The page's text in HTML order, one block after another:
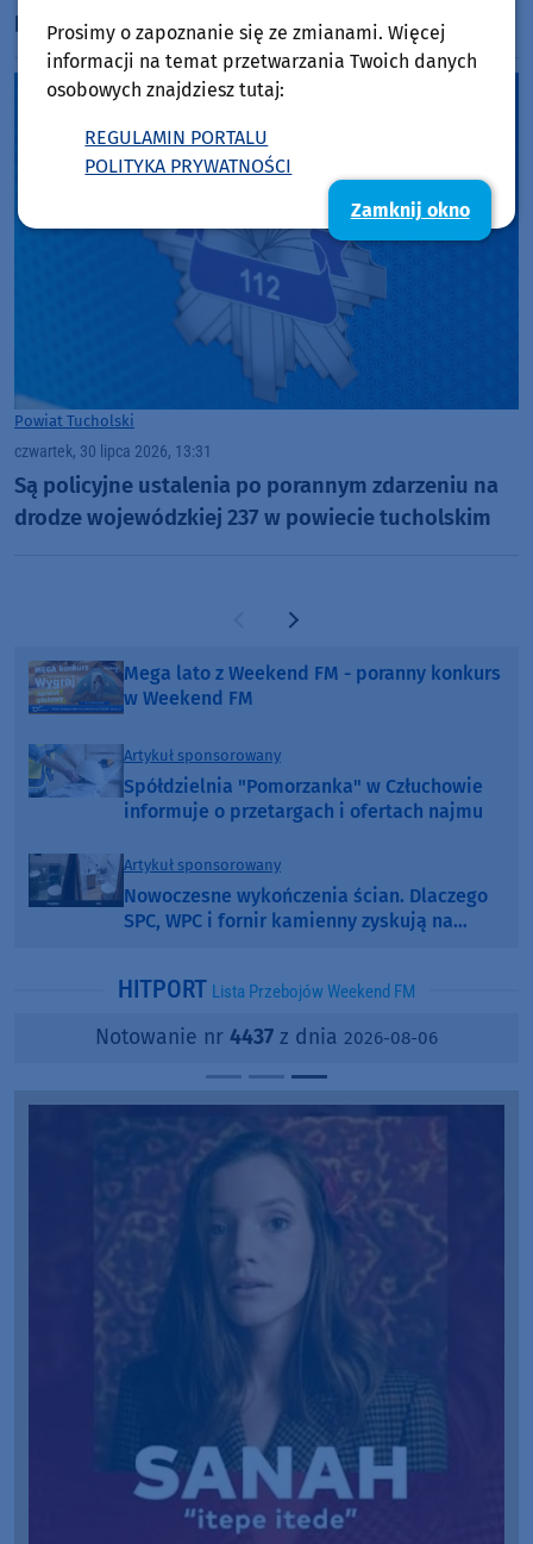
piknik pod nazwą "Wystrzałowa sobota"
Powiat Tucholski
czwartek, 30 lipca 2026, 13:31
Są policyjne ustalenia po porannym zdarzeniu na
drodze wojewódzkiej 237 w powiecie tucholskim
Poprzednia strona
Następna strona
Mega lato z Weekend FM - poranny konkurs
w Weekend FM
Artykuł sponsorowany
Spółdzielnia "Pomorzanka" w Człuchowie
informuje o przetargach i ofertach najmu
Artykuł sponsorowany
Nowoczesne wykończenia ścian. Dlaczego
SPC, WPC i fornir kamienny zyskują na
HITPORT Lista Przebojów Weekend FM
Notowanie nr 4437 z dnia 2026-08-06
Prosimy o zapoznanie się ze zmianami. Więcej
informacji na temat przetwarzania Twoich danych
osobowych znajdziesz tutaj:
REGULAMIN PORTALU
POLITYKA PRYWATNOŚCI
Zamknij okno